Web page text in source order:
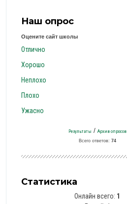
Наш опрос
Оцените сайт школы
Отлично
Хорошо
Неплохо
Плохо
Ужасно
Результаты / Архив опросов
Всего ответов: 74
Статистика
Онлайн всего: 1